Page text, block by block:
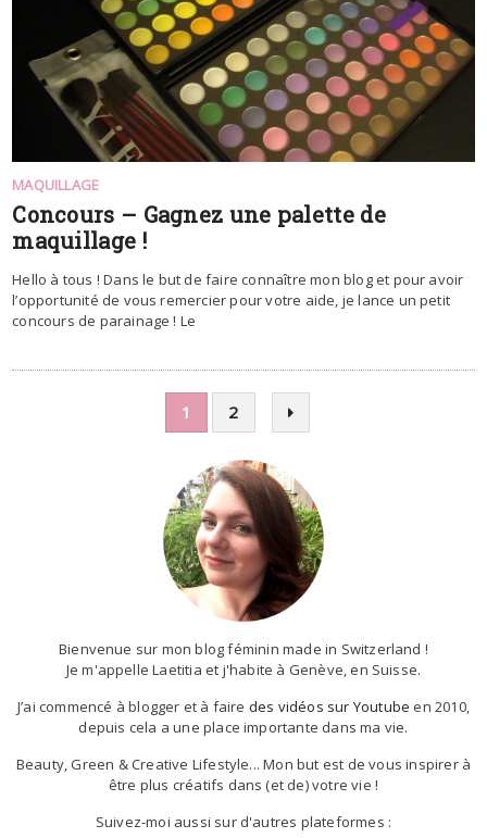
MAQUILLAGE
Concours – Gagnez une palette de
maquillage !
Hello à tous ! Dans le but de faire connaître mon blog et pour avoir
l’opportunité de vous remercier pour votre aide, je lance un petit
concours de parainage ! Le
1 2
Bienvenue sur mon blog féminin made in Switzerland !
Je m'appelle Laetitia et j'habite à Genève, en Suisse.
J’ai commencé à blogger et à faire des vidéos sur Youtube en 2010,
depuis cela a une place importante dans ma vie.
Beauty, Green & Creative Lifestyle... Mon but est de vous inspirer à
être plus créatifs dans (et de) votre vie !
Suivez-moi aussi sur d'autres plateformes :